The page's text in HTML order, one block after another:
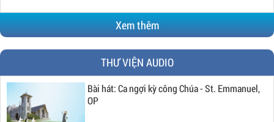
Xem thêm
THƯ VIỆN AUDIO
Bài hát: Ca ngợi kỳ công Chúa - St. Emmanuel,
OP